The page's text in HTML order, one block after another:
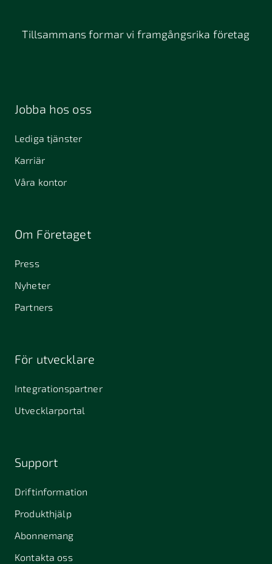
Tillsammans formar vi framgångsrika företag
Jobba hos oss
Lediga tjänster
Karriär
Våra kontor
Om Företaget
Press
Nyheter
Partners
För utvecklare
Integrationspartner
Utvecklarportal
Support
Driftinformation
Produkthjälp
Abonnemang
Kontakta oss